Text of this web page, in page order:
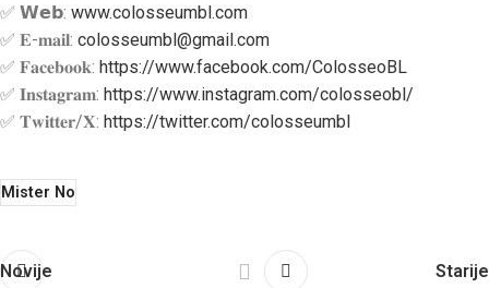
✅ 𝗪𝗲𝗯: www.colosseumbl.com
✅ 𝐄-𝐦𝐚𝐢𝐥: colosseumbl@gmail.com
✅ 𝐅𝐚𝐜𝐞𝐛𝐨𝐨𝐤: https://www.facebook.com/ColosseoBL
✅ 𝐈𝐧𝐬𝐭𝐚𝐠𝐫𝐚𝐦: https://www.instagram.com/colosseobl/
✅ 𝐓𝐰𝐢𝐭𝐭𝐞𝐫/𝐗: https://twitter.com/colosseumbl
Mister No
Novije Starije